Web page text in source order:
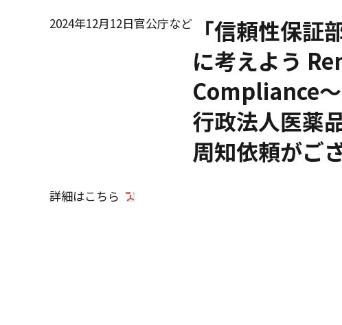
2024年12月12日官公庁など
「信頼性保
に考えよう
Compliance
行政法人医薬
周知依頼がご
詳細はこちら